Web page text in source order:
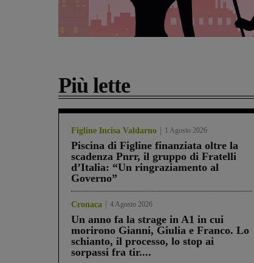
Più lette
Figline Incisa Valdarno 1 Agosto 2026
Piscina di Figline finanziata oltre la
scadenza Pnrr, il gruppo di Fratelli
d’Italia: “Un ringraziamento al
Governo”
Cronaca 4 Agosto 2026
Un anno fa la strage in A1 in cui
morirono Gianni, Giulia e Franco. Lo
schianto, il processo, lo stop ai
sorpassi fra tir....